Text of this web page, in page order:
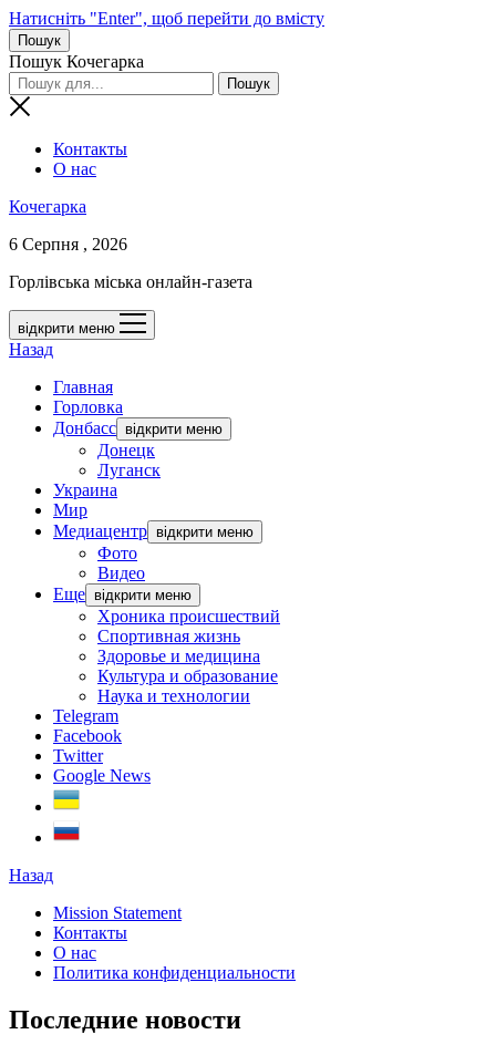
Натисніть "Enter", щоб перейти до вмісту
Пошук
Пошук Кочегарка
Контакты
О нас
Кочегарка
6 Серпня , 2026
Горлівська міська онлайн-газета
відкрити меню
Назад
Главная
Горловка
Донбасс відкрити меню
Донецк
Луганск
Украина
Мир
Медиацентр відкрити меню
Фото
Видео
Еще відкрити меню
Хроника происшествий
Спортивная жизнь
Здоровье и медицина
Культура и образование
Наука и технологии
Telegram
Facebook
Twitter
Google News
Назад
Mission Statement
Контакты
О нас
Политика конфиденциальности
Последние новости